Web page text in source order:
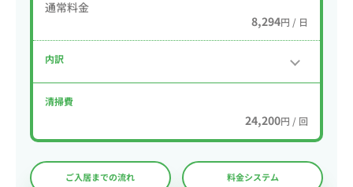
通常料金
8,294円 / 日
内訳
清掃費
24,200円 / 回
ご入居までの流れ 料金システム